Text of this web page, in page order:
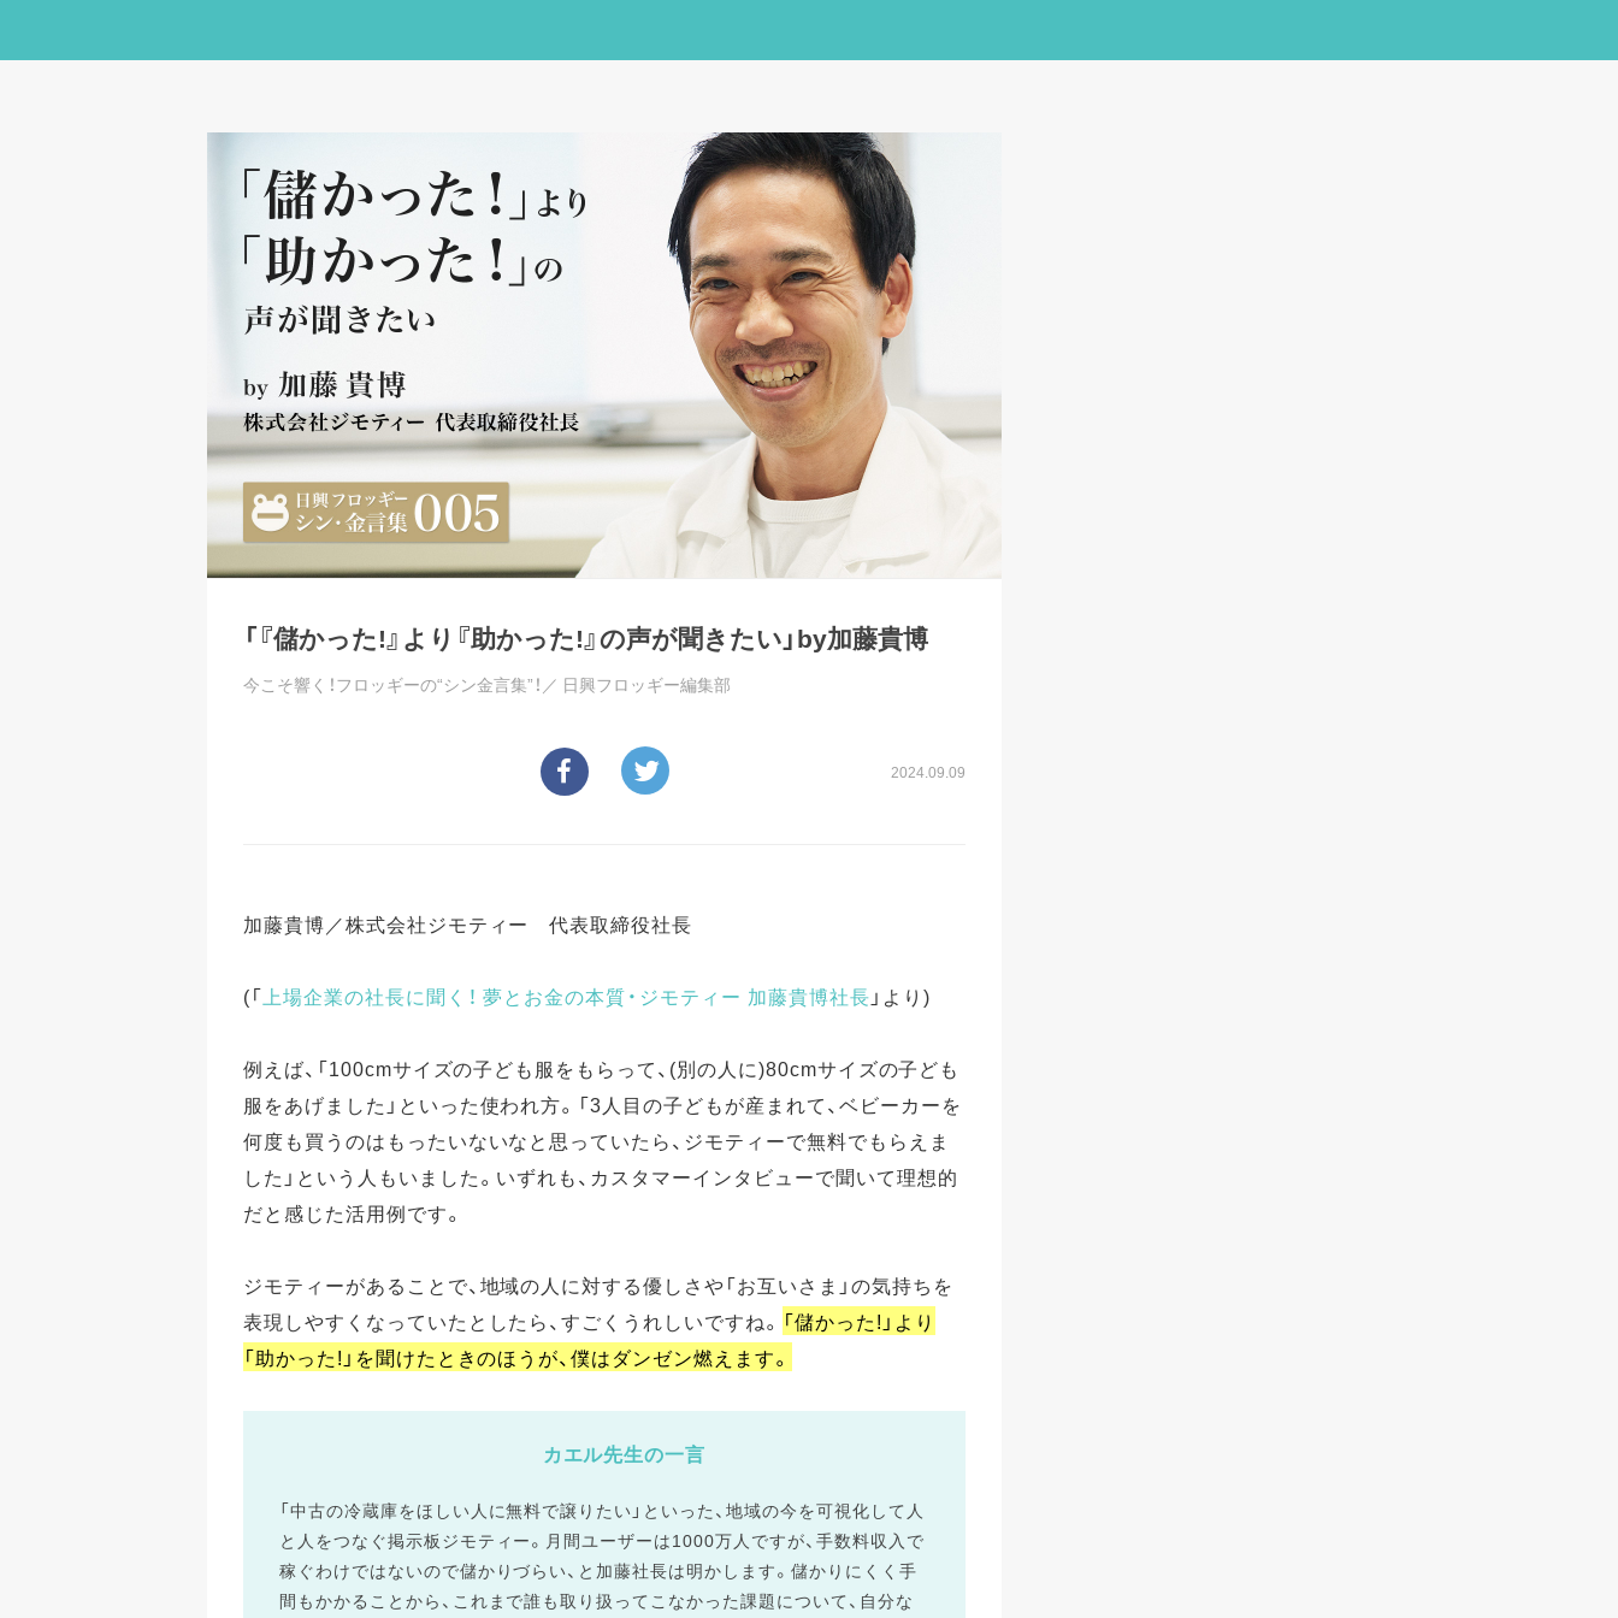
「『儲かった!』より『助かった!』の声が聞きたい」by加藤貴博
今こそ響く！フロッギーの“シン金言集”！／ 日興フロッギー編集部
2024.09.09
加藤貴博／株式会社ジモティー 代表取締役社長
(「上場企業の社長に聞く！ 夢とお金の本質・ジモティー 加藤貴博社長 」より)
例えば、「100cmサイズの子ども服をもらって、(別の人に)80cmサイズの子ども
服をあげました」といった使われ方。「3人目の子どもが産まれて、ベビーカーを
何度も買うのはもったいないなと思っていたら、ジモティーで無料でもらえま
した」という人もいました。いずれも、カスタマーインタビューで聞いて理想的
だと感じた活用例です。
ジモティーがあることで、地域の人に対する優しさや「お互いさま」の気持ちを
表現しやすくなっていたとしたら、すごくうれしいですね。 「儲かった!」より
「助かった!」を聞けたときのほうが、僕はダンゼン燃えます。
カエル先生の一言
「中古の冷蔵庫をほしい人に無料で譲りたい」といった、地域の今を可視化して人
と人をつなぐ掲示板ジモティー。月間ユーザーは1000万人ですが、手数料収入で
稼ぐわけではないので儲かりづらい、と加藤社長は明かします。儲かりにくく手
間もかかることから、これまで誰も取り扱ってこなかった課題について、自分な